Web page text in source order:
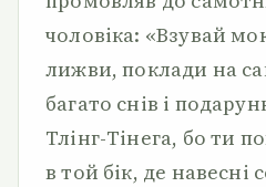
чоловіка: «Взувай
лижви, поклади на
багато снів і
Тлінг-Тінега, бо ти
в той бік, де навесні